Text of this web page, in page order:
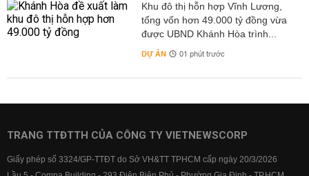
Khu đô thị hỗn hợp Vĩnh Lương,
tổng vốn hơn 49.000 tỷ đồng vừa
được UBND Khánh Hòa trình...
DỰ ÁN 01 phút trước
TRANG TTĐTTH CỦA CÔNG TY VIETNEWSCORP
Giấy phép số 3324/GP-TTĐT do Sở VH&TT TPHCM cấp ngày 20/3/2026